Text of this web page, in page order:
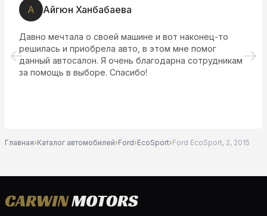
А Айгюн Ханбабаева
Давно мечтала о своей машине и вот наконец-то
решилась и приобрела авто, в этом мне помог
данный автосалон. Я очень благодарна сотрудникам
за помощь в выборе. Спасибо!
Главная›Каталог автомобилей›Ford›EcoSport›Ford EcoSport, 2, 2015